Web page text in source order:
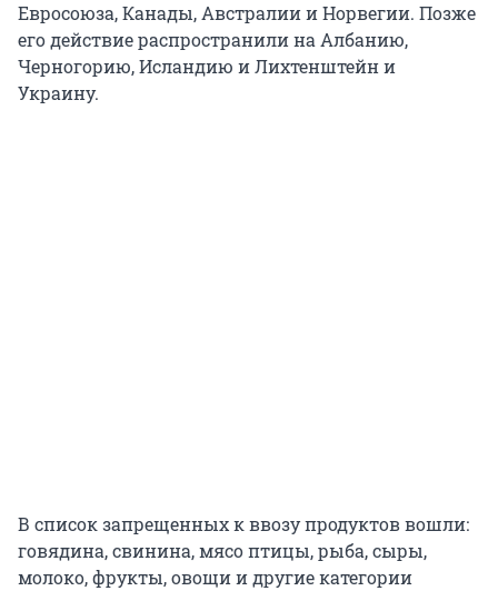
Евросоюза, Канады, Австралии и Норвегии. Позже
его действие распространили на Албанию,
Черногорию, Исландию и Лихтенштейн и
Украину.
В список запрещенных к ввозу продуктов вошли:
говядина, свинина, мясо птицы, рыба, сыры,
молоко, фрукты, овощи и другие категории